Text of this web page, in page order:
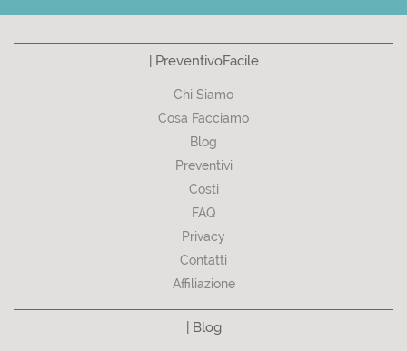
| PreventivoFacile
Chi Siamo
Cosa Facciamo
Blog
Preventivi
Costi
FAQ
Privacy
Contatti
Affiliazione
| Blog